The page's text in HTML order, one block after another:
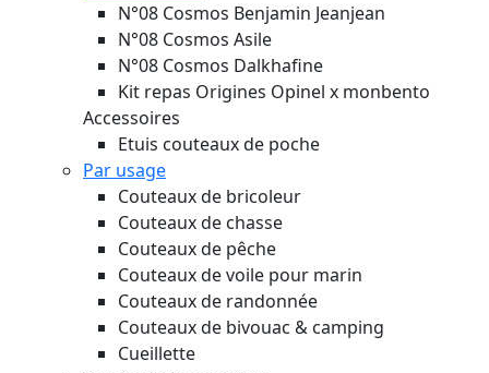
N°08 Cosmos Benjamin Jeanjean
N°08 Cosmos Asile
N°08 Cosmos Dalkhafine
Kit repas Origines Opinel x monbento
Accessoires
Etuis couteaux de poche
Par usage
Couteaux de bricoleur
Couteaux de chasse
Couteaux de pêche
Couteaux de voile pour marin
Couteaux de randonnée
Couteaux de bivouac & camping
Cueillette